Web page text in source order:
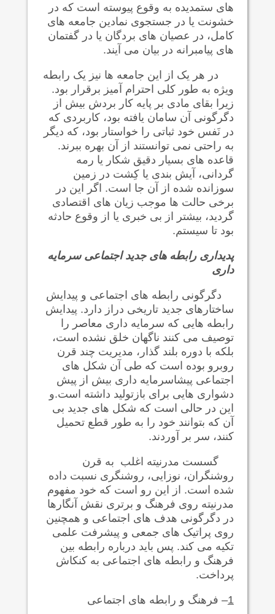
های ستمدیده به وقوع پیوسته است که در
خشونت یا در جستجوی نمادین جامعه های
کامل، در عصيان های بردگان یا در گفتمان
های پيامبرانه در بیان می آيند.
در هر یک از این جامعه ها نیز یک رابطه
ويژه به طور کلی احترام آميز برقرار بود.
زیرا بقای مادی بر پایه کار بردش بیش از
دگرگونی آن سامان یافته بود، کاربردی که
در نَفس خود ثباتی را خواستار بود، که دیگر
به راحتی نمی توانستند از آن بهره ببرند.
قاعده های بسیار دقیق شکار یا رمه
گردانی، آیش بندی یا کِشت در زمین
سوزانده شده از آن جا است. اگر این در
برخی حالت ها موجب زیان های اقتصادی
گرديد، بیشتر از بی خبری یا از وقوع حادثه
بود تا سیستم.
پدیداری رابطه های جدید اجتماعی سرمایه
داری
دگرگونی رابطه های اجتماعی و پیدایش
ساختارهای جدید تاریخی دراز دارد. پیدایش
رابطه هایی که سرمایه داری معاصر را
توصیف می کنند ناگهان خلق نشده است،
بلکه با دوره بلند گذار، مدیريت چند قرن
روبرو بوده است که طی آن شکل های
اجتماعی پیشاسرمایه داری بیش از پیش
دشواری هایی برای بازتولید داشته است.و
این در حالی است که شکل های جدید بی
آن که بتوانند خود را به طور قطع تحميل
کنند، سر بر آوردند.
گسست مدرنيته اغلب به قرن
روشنگران، نوزایی، روشنگری نسبت داده
شده است. از این رو است که خود مفهوم
مدرنیته روی فرهنگ و برتری نقش آنگارها
در دگرگونی هدف های اجتماعی و همچنین
روی پراتیک های جمعی و پیشرفت علمی
تکیه می کند. پس باید درباره رابطه بین
فرهنگ و رابطه های اجتماعی به کنکاش
پرداخت.
1– فرهنگ و رابطه های اجتماعی